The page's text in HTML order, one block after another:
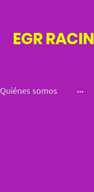
EGR
Quiénes somos